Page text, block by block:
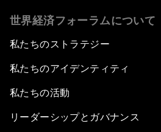
世界経済フォーラムについて
私たちのストラテジー
私たちのアイデンティティ
私たちの活動
リーダーシップとガバナンス